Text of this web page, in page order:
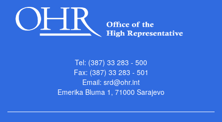
Tel: (387) 33 283 - 500
Fax: (387) 33 283 - 501
Email: srd@ohr.int
Emerika Bluma 1, 71000 Sarajevo